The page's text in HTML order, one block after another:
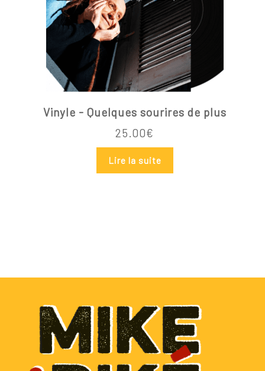
Vinyle - Quelques sourires de plus
25.00€
Lire la suite